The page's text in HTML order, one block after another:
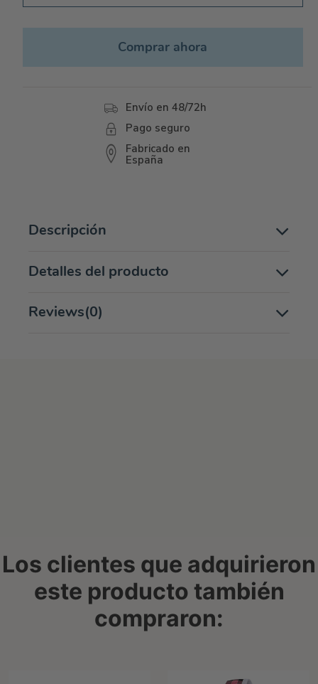
Comprar ahora
Envío en 48/72h
Pago seguro
Fabricado en
España
Descripción
Detalles del producto
Reviews(0)
Los clientes que adquirieron
este producto también
compraron: